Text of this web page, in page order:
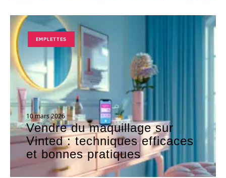
EMPLETTES
10 mars 2026
Vendre du maquillage sur
Vinted : techniques efficaces
et bonnes pratiques